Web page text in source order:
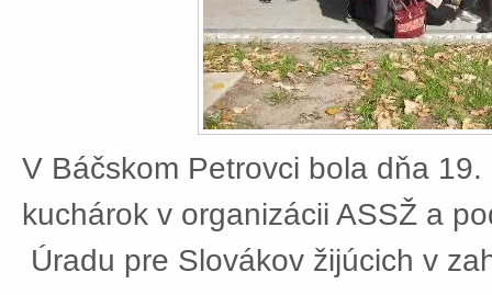
V Báčskom Petrovci bola dňa
kuchárok v organizácii ASSŽ a
Úradu pre Slovákov žijúcich v